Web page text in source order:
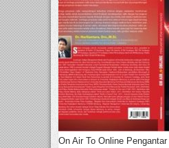
On Air To Online